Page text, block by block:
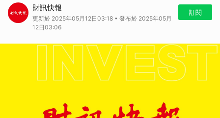
財訊快報
更新於 2025年05月12日03:18 • 發布於 2025年05月
12日03:06
訂閱